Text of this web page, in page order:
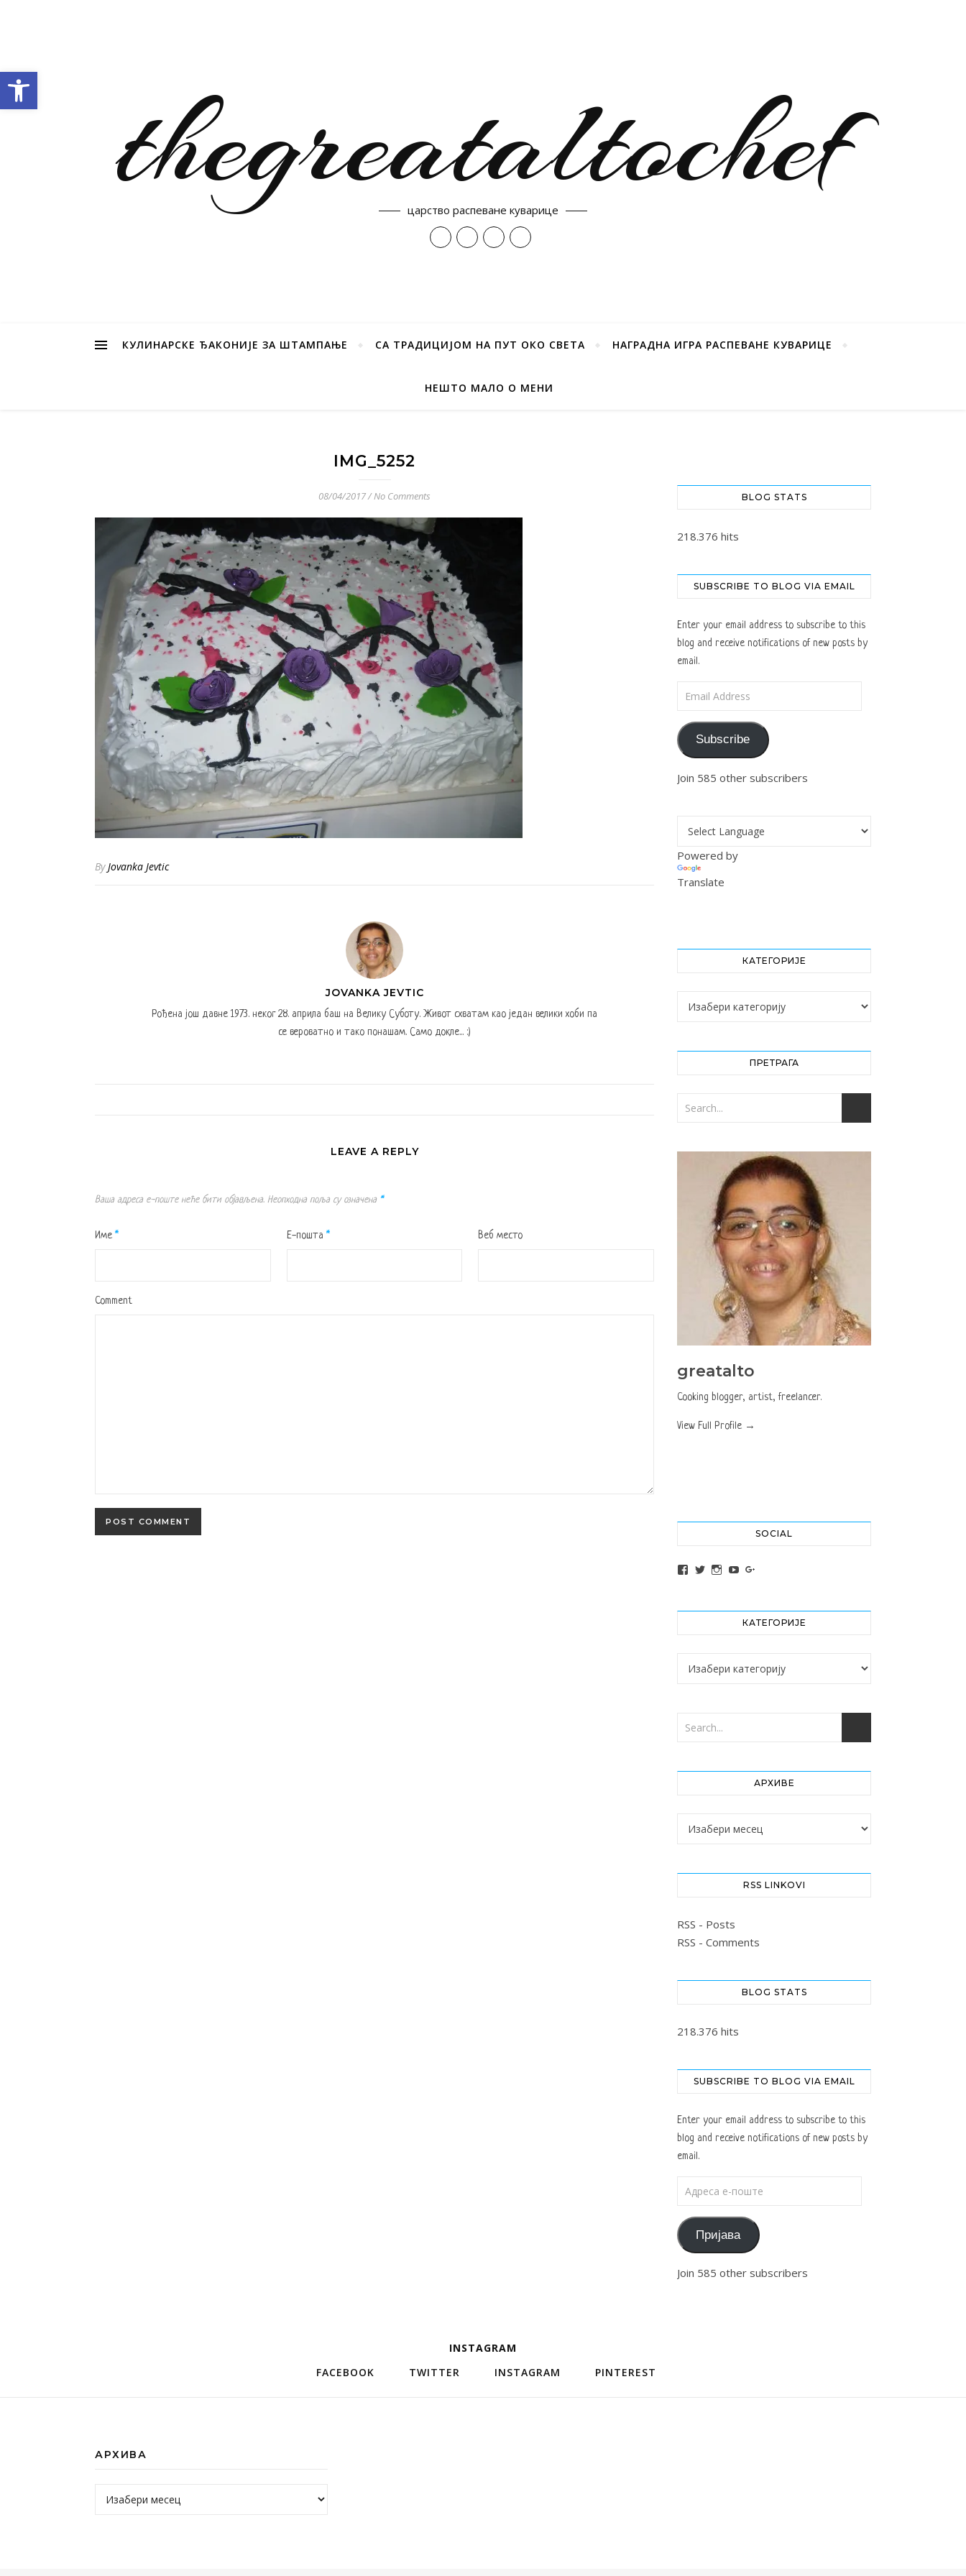
thegreataltochef
царство распеване куварице
КУЛИНАРСКЕ ЂАКОНИЈЕ ЗА ШТАМПАЊЕ СА ТРАДИЦИЈОМ НА ПУТ ОКО СВЕТА НАГРАДНА ИГРА РАСПЕВАНЕ КУВАРИЦЕ
НЕШТО МАЛО О МЕНИ
IMG_5252
08/04/2017/No Comments
ByJovanka Jevtic
JOVANKA JEVTIC
Рођена још давне 1973. неког 28. априла баш на Велику Суботу. Живот схватам као један велики хоби па
се вероватно и тако понашам. Само докле... :)
LEAVE A REPLY
Ваша адреса е-поште неће бити објављена. Неопходна поља су означена *
Име * Е-пошта * Веб место
Comment
BLOG STATS
218.376 hits
SUBSCRIBE TO BLOG VIA EMAIL
Enter your email address to subscribe to this
blog and receive notifications of new posts by
email.
Subscribe
Join 585 other subscribers
Powered by
Translate
КАТЕГОРИЈЕ
Категорије
ПРЕТРАГА
greatalto
Cooking blogger, artist, freelancer.
View Full Profile →
SOCIAL
View altochef’s profile on Facebook
View jovancica73’s profile on Twitter
View jovancica73’s profile on Instagram
View jovancica73’s profile on YouTube
КАТЕГОРИЈЕ
Категорије
АРХИВЕ
Архиве
RSS LINKOVI
RSS - Posts
RSS - Comments
BLOG STATS
218.376 hits
SUBSCRIBE TO BLOG VIA EMAIL
Enter your email address to subscribe to this
blog and receive notifications of new posts by
email.
Пријава
Join 585 other subscribers
INSTAGRAM
FACEBOOK
TWITTER INSTAGRAM PINTEREST
АРХИВА
Архива
Open toolbar